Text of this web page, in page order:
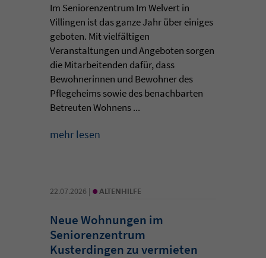
Im Seniorenzentrum Im Welvert in
Villingen ist das ganze Jahr über einiges
geboten. Mit vielfältigen
Veranstaltungen und Angeboten sorgen
die Mitarbeitenden dafür, dass
Bewohnerinnen und Bewohner des
Pflegeheims sowie des benachbarten
Betreuten Wohnens ...
mehr lesen
22.07.2026 | • ALTENHILFE
Neue Wohnungen im
Seniorenzentrum
Kusterdingen zu vermieten